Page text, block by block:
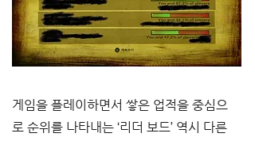
게임을 플레이하면서 쌓은 업적을 중심으
로 순위를 나타내는 ‘리더 보드’ 역시 다른